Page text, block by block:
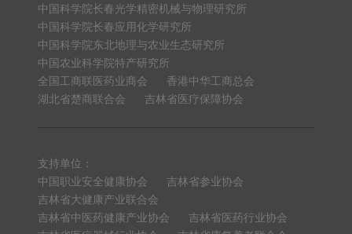
中国科学院长春光学精密机械与物理研究所
中国科学院长春应用化学研究所
中国科学院东北地理与农业生态研究所
中国农业科学院特产研究所
全国工商联医药业商会
香港中华工商总会
湖北省楚商联合会
吉林省医疗保障协会
支持单位：
中国职业安全健康协会
吉林省参业协会
吉林省大健康产业联合会
吉林省中医药健康产业协会
吉林省医药行业协会